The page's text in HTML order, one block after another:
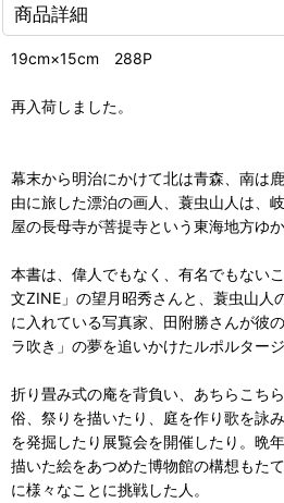
商品詳細
19cm×15cm 288P
再入荷しました。
幕末から明治にかけて北は青森、南は
由に旅した漂泊の画人、蓑虫山人は、
屋の長母寺が菩提寺という東海地方ゆか
本書は、偉人でもなく、有名でもない
文ZINE」の望月昭秀さんと、蓑虫山人
に入れている写真家、田附勝さんが彼
ラ吹き」の夢を追いかけたルポルタージ
折り畳み式の庵を背負い、あちらこち
俗、祭りを描いたり、庭を作り歌を詠
を発掘したり展覧会を開催したり。晩
描いた絵をあつめた博物館の構想もた
に様々なことに挑戦した人。